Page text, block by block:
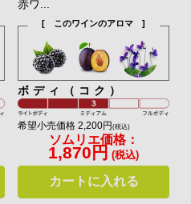
赤ワ...
[ このワインのアロマ ]
ボディ（コク）
希望小売価格 2,200円(税込)
ソムリエ価格：
1,870円 (税込)
カートに入れる